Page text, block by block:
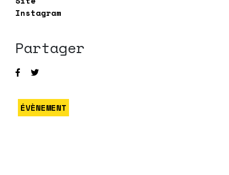
Instagram
Partager
ÉVÈNEMENT